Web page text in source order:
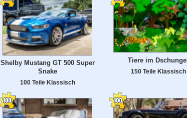
Shelby Mustang GT 500 Super
Snake
100 Teile Klassisch
Tiere im Dschungel
150 Teile Klassisch